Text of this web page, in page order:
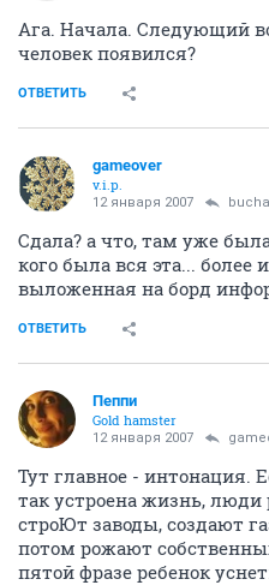
Ага. Начала. Следующий
человек появился?
ОТВЕТИТЬ
gameover
v.i.p.
12 января 2007
Сдала? а что, там уже
кого была вся эта... более
выложенная на борд
ОТВЕТИТЬ
Пеппи
Gold hamster
12 января 2007
Тут главное - интонация.
так устроена жизнь,
строЮт заводы, создают
потом рожают
пятой фразе ребенок